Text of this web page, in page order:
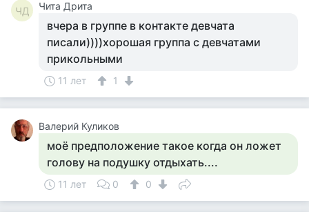
ЧД Чита Дрита
вчера в группе в контакте девчата
писали))))хорошая группа с девчатами
прикольными
11 лет 1
Валерий Куликов
моё предположение такое когда он ложет
голову на подушку отдыхать....
11 лет 0 0